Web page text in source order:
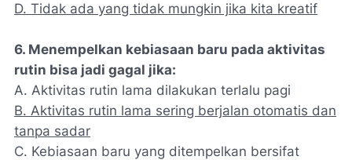
D. Tidak ada yang tidak mungkin jika kita kreatif
6. Menempelkan kebiasaan baru pada aktivitas
rutin bisa jadi gagal jika:
A. Aktivitas rutin lama dilakukan terlalu pagi
B. Aktivitas rutin lama sering berjalan otomatis dan
tanpa sadar
C. Kebiasaan baru yang ditempelkan bersifat